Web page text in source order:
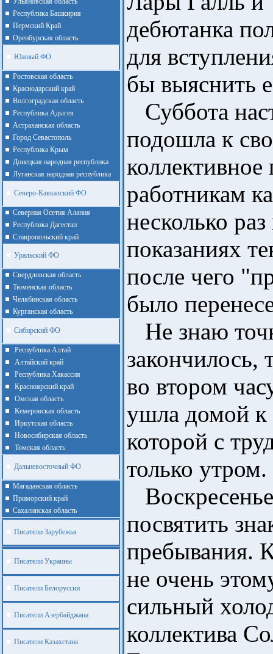
Республика Башкирия
Пермский Край
Оренбурская область
Южный ФО
Ростовская область
Краснодарский край
Волгоградская область
Республика Адыгея
Астраханская область
Город Севастополь
Республика Крым
Донецкая народная республика
Луганская народная республика
Северо-Кавказский ФО
Северная Осетия Алания
Республика Дагестан
Ставропольский край
Уральский ФО
Cвердловская область
Тюменская область
Челябинская область
Курганская область
Сибирский ФО
Республика Алтай
Алтайcкий край
Республика Хакассия
Красноярский край
Омская область
Кемеровская область
Иркутская область
Новосибирская область
Томская область
Дальневосточный ФО
Магаданская область
Приморский край
Cахалинская область
Писатели Зарубежья
Писатели Украины
Писатели Белоруссии
Писатели Азербайджана
Писатели Казахстана
дебютанка
для
бы выяснить
Суббота
подошла к
коллективное
работникам
несколько
показаниях
после чего
было
Не знаю
закончилось,
во втором
ушла домой к
которой с
только утром.
посвятить
пребывания.
не очень
сильный
коллектива